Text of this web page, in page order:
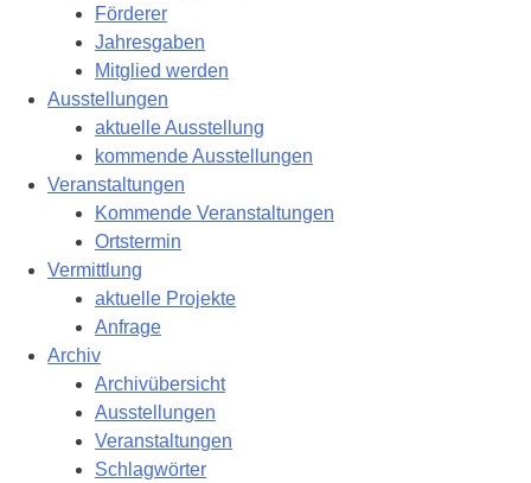
Förderer
Jahresgaben
Mitglied werden
Ausstellungen
aktuelle Ausstellung
kommende Ausstellungen
Veranstaltungen
Kommende Veranstaltungen
Ortstermin
Vermittlung
aktuelle Projekte
Anfrage
Archiv
Archivübersicht
Ausstellungen
Veranstaltungen
Schlagwörter